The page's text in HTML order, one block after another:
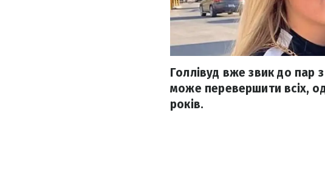
Голлівуд вже звик до пар
може перевершити всіх,
років.